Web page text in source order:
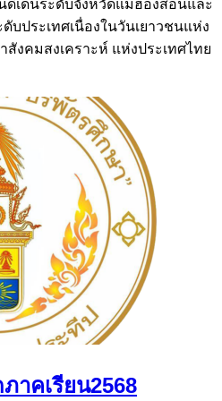
ดีเด่นระดับจังหวัดแม่ฮ่องสอนและ
บประเทศเนื่องในวันเยาวชนแห่ง
งคมสงเคราะห์ แห่งประเทศไทย
าคเรียน2568